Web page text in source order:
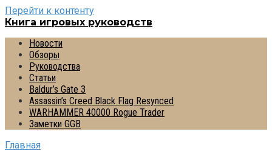
Перейти к контенту
Книга игровых руководств
Новости
Обзоры
Руководства
Статьи
Baldur’s Gate 3
Assassin’s Creed Black Flag Resynced
WARHAMMER 40000 Rogue Trader
Заметки GGB
Главная